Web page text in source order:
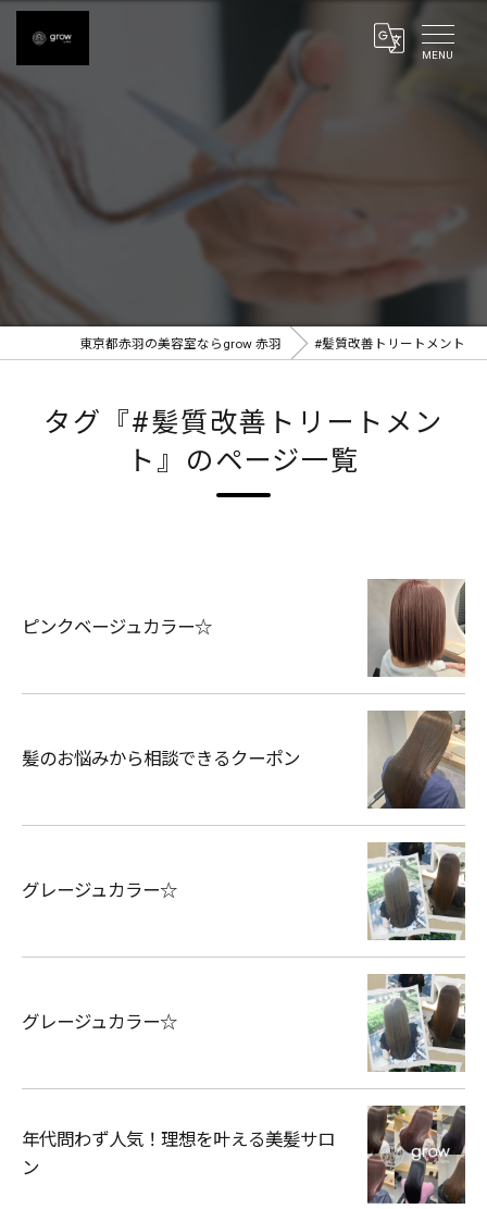
東京都赤羽の美容室ならgrow 赤羽 #髪質改善トリートメント
タグ『#髪質改善トリートメン
ト』のページ一覧
ピンクベージュカラー☆
髪のお悩みから相談できるクーポン
グレージュカラー☆
グレージュカラー☆
年代問わず人気！理想を叶える美髪サロ
ン